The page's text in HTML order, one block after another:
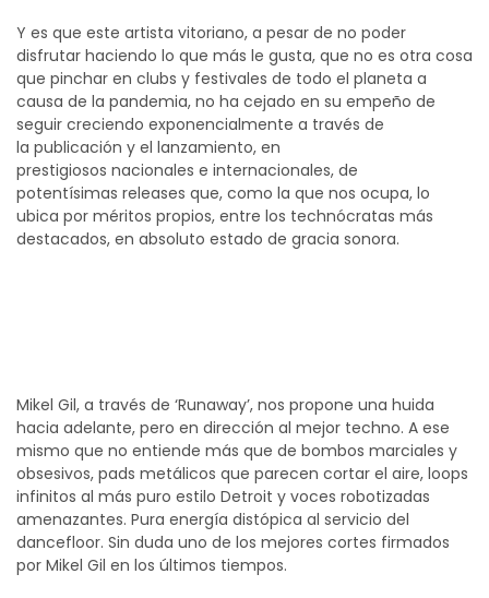
Y es que este artista vitoriano, a pesar de no poder
disfrutar haciendo lo que más le gusta, que no es otra cosa
que pinchar en clubs y festivales de todo el planeta a
causa de la pandemia, no ha cejado en su empeño de
seguir creciendo exponencialmente a través de
la publicación y el lanzamiento, en
prestigiosos nacionales e internacionales, de
potentísimas releases que, como la que nos ocupa, lo
ubica por méritos propios, entre los technócratas más
destacados, en absoluto estado de gracia sonora.
Mikel Gil, a través de ‘Runaway’, nos propone una huida
hacia adelante, pero en dirección al mejor techno. A ese
mismo que no entiende más que de bombos marciales y
obsesivos, pads metálicos que parecen cortar el aire, loops
infinitos al más puro estilo Detroit y voces robotizadas
amenazantes. Pura energía distópica al servicio del
dancefloor. Sin duda uno de los mejores cortes firmados
por Mikel Gil en los últimos tiempos.